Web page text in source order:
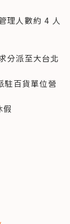
理人數約 4 人
分派至大台北
駐百貨單位營
假
休息)